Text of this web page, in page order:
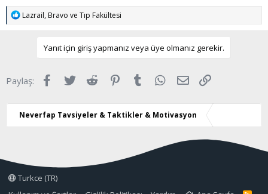
T
p
r
Lazrail,Bravo ve Tıp Fakültesi
Yanıt için giriş yapmanız veya üye olmanız gerekir.
Paylaş: Facebook
Twitter Reddit Pinterest
Tumblr WhatsApp
E-posta
Neverfap Tavsiyeler & Taktikler & Motivasyon
Turkce (TR)